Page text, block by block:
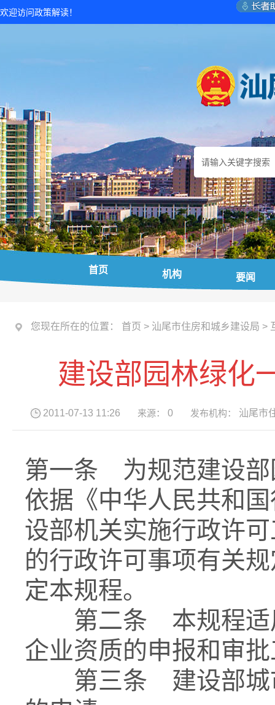
欢迎访问政策解读！
首页 机构 要闻
您现在所在的位置： 首页 > 汕尾市住房和城乡建设局 >
建设部园林绿化
2011-07-13 11:26 来源： 0 发布机构： 汕尾市
第一条 为规范建设部
依据《中华人民共和
设部机关实施行政许
的行政许可事项有关
定本规程。
第二条 本规程适用
企业资质的申报和审
第三条 建设部城市